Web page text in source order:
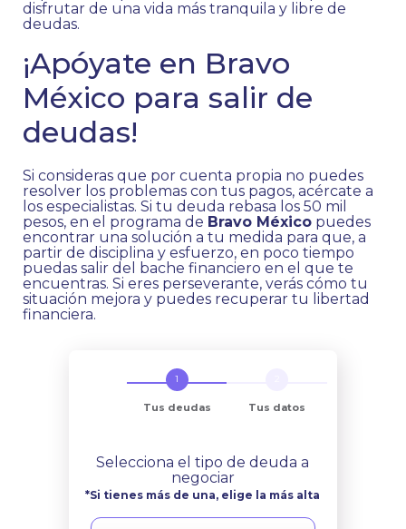
disfrutar de una vida más tranquila y libre de
deudas.
¡Apóyate en Bravo
México para salir de
deudas!
Si consideras que por cuenta propia no puedes
resolver los problemas con tus pagos, acércate a
los especialistas. Si tu deuda rebasa los 50 mil
pesos, en el programa de Bravo México puedes
encontrar una solución a tu medida para que, a
partir de disciplina y esfuerzo, en poco tiempo
puedas salir del bache financiero en el que te
encuentras. Si eres perseverante, verás cómo tu
situación mejora y puedes recuperar tu libertad
financiera.
Tus deudas Tus datos
Selecciona el tipo de deuda a
negociar
*Si tienes más de una, elige la más alta